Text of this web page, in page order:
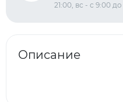
21:00, вс - с 9:00
Описание